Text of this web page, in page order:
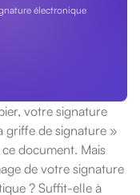
électronique
votre signature
griffe de signature »
document. Mais
de votre signature
? Suffit-elle à